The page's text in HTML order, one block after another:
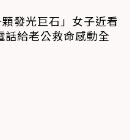
發光巨石」女子近看
話給老公救命感動全